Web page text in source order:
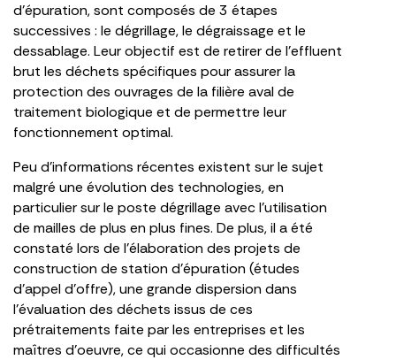
d’épuration, sont composés de 3 étapes
successives : le dégrillage, le dégraissage et le
dessablage. Leur objectif est de retirer de l’effluent
brut les déchets spécifiques pour assurer la
protection des ouvrages de la filière aval de
traitement biologique et de permettre leur
fonctionnement optimal.
Peu d’informations récentes existent sur le sujet
malgré une évolution des technologies, en
particulier sur le poste dégrillage avec l’utilisation
de mailles de plus en plus fines. De plus, il a été
constaté lors de l’élaboration des projets de
construction de station d’épuration (études
d’appel d’offre), une grande dispersion dans
l’évaluation des déchets issus de ces
prétraitements faite par les entreprises et les
maîtres d’oeuvre, ce qui occasionne des difficultés